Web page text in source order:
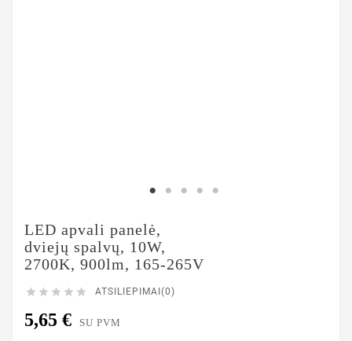
LED apvali panelė,
dviejų spalvų, 10W,
2700K, 900lm, 165-265V
     ATSILIEPIMAI(0)
5,65 € SU PVM